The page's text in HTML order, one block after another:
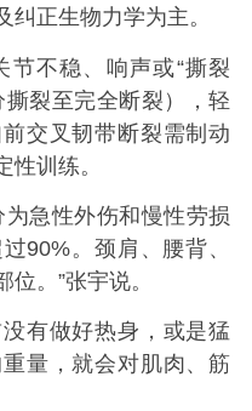
正生物力学为主。
不稳、响声或“撕裂
撕裂至完全断裂），轻
交叉韧带断裂需制动
训练‌。‌‌
急性外伤和慢性劳损
90%。颈肩、腰背、
。”张宇说。
有做好热身，或是猛
量，就会对肌肉、筋